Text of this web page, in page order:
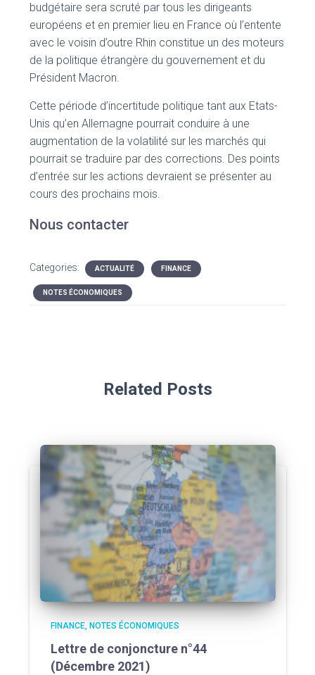
budgétaire sera scruté par tous les dirigeants
européens et en premier lieu en France où l’entente
avec le voisin d’outre Rhin constitue un des moteurs
de la politique étrangère du gouvernement et du
Président Macron.
Cette période d’incertitude politique tant aux Etats-
Unis qu’en Allemagne pourrait conduire à une
augmentation de la volatilité sur les marchés qui
pourrait se traduire par des corrections. Des points
d’entrée sur les actions devraient se présenter au
cours des prochains mois.
Nous contacter
Categories: ACTUALITÉ FINANCE
NOTES ÉCONOMIQUES
Related Posts
FINANCE NOTES ÉCONOMIQUES
Lettre de conjoncture n°44
(Décembre 2021)